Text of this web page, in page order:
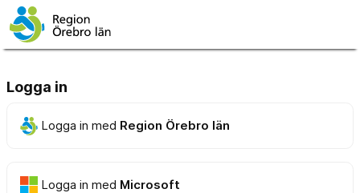
Logga in
Logga in med Region Örebro län
Logga in med Microsoft